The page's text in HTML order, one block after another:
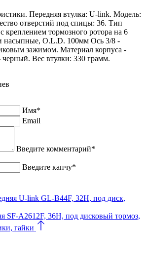
Передняя втулка: U-link. Модель:
отверстий под спицы: 36. Тип
креплением тормозного ротора на 6
насыпные, O.L.D. 100мм Ось 3/8 -
зажимом. Материал корпуса -
черный. Вес втулки: 330 грамм.
Имя*
Email
Введите комментарий*
Введите капчу*
U-link GL-B44F, 32Н, под диск,
SF-A2612F, 36Н, под дисковый тормоз,
гайки